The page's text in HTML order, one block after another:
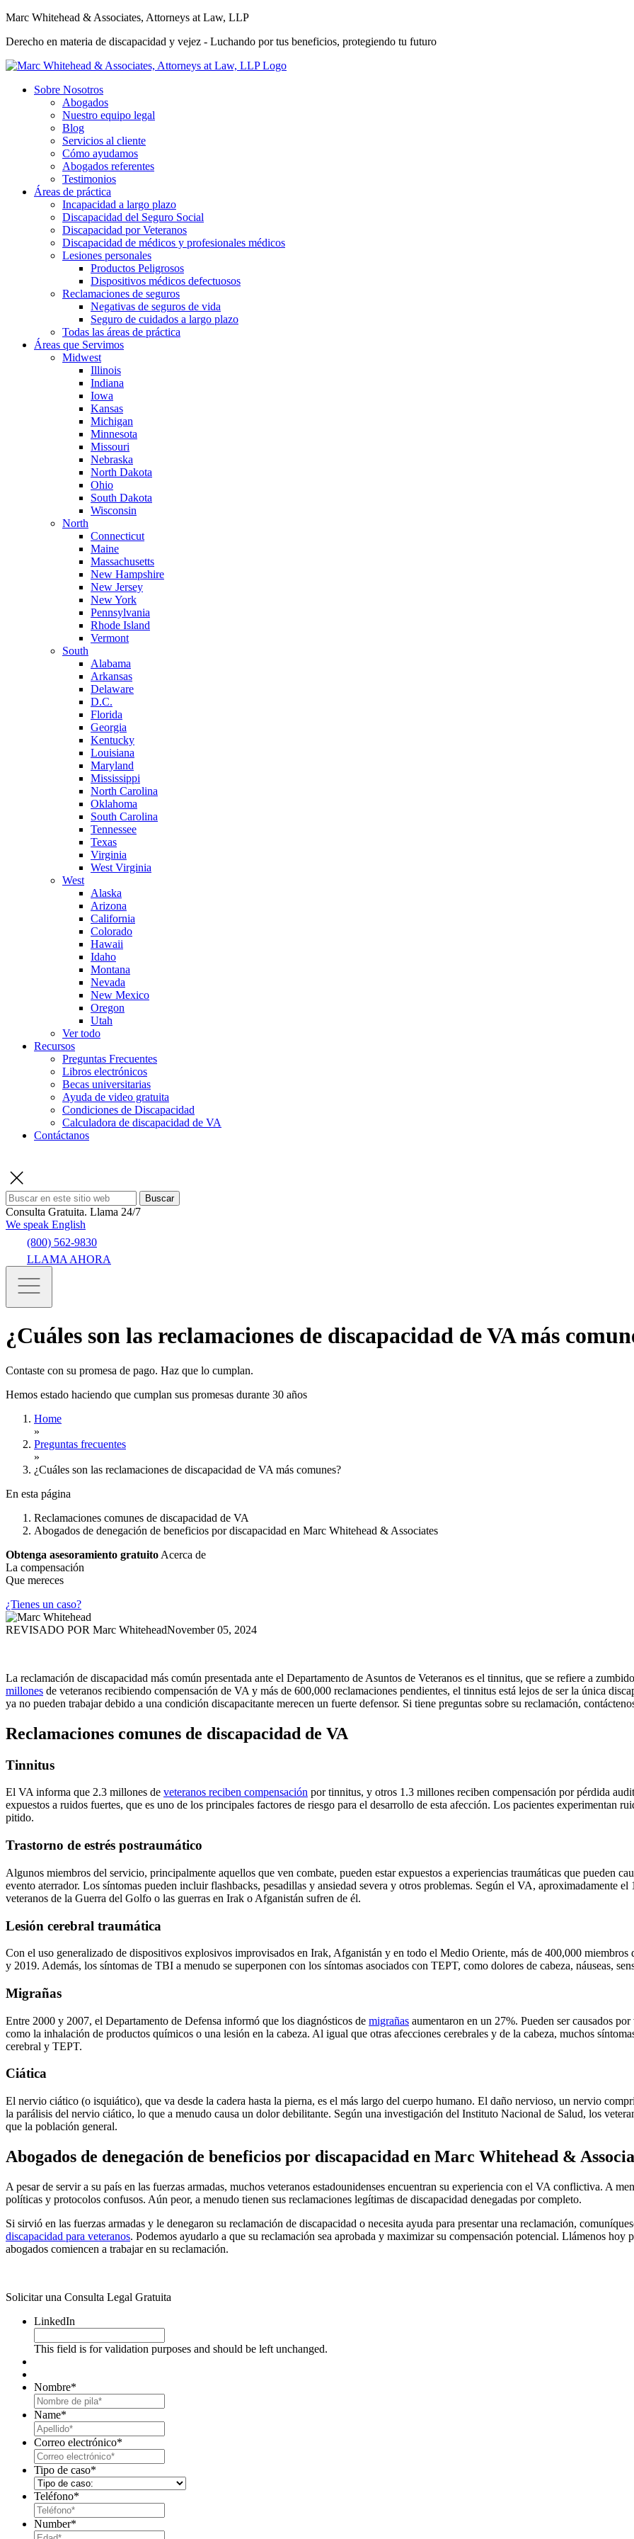
Marc Whitehead & Associates, Attorneys at Law, LLP
Derecho en materia de discapacidad y vejez - Luchando por tus beneficios, protegiendo tu futuro
Sobre Nosotros
Abogados
Nuestro equipo legal
Blog
Servicios al cliente
Cómo ayudamos
Abogados referentes
Testimonios
Áreas de práctica
Incapacidad a largo plazo
Discapacidad del Seguro Social
Discapacidad por Veteranos
Discapacidad de médicos y profesionales médicos
Lesiones personales
Productos Peligrosos
Dispositivos médicos defectuosos
Reclamaciones de seguros
Negativas de seguros de vida
Seguro de cuidados a largo plazo
Todas las áreas de práctica
Áreas que Servimos
Midwest
Illinois
Indiana
Iowa
Kansas
Michigan
Minnesota
Missouri
Nebraska
North Dakota
Ohio
South Dakota
Wisconsin
North
Connecticut
Maine
Massachusetts
New Hampshire
New Jersey
New York
Pennsylvania
Rhode Island
Vermont
South
Alabama
Arkansas
Delaware
D.C.
Florida
Georgia
Kentucky
Louisiana
Maryland
Mississippi
North Carolina
Oklahoma
South Carolina
Tennessee
Texas
Virginia
West Virginia
West
Alaska
Arizona
California
Colorado
Hawaii
Idaho
Montana
Nevada
New Mexico
Oregon
Utah
Ver todo
Recursos
Preguntas Frecuentes
Libros electrónicos
Becas universitarias
Ayuda de video gratuita
Condiciones de Discapacidad
Calculadora de discapacidad de VA
Contáctanos
Buscar
Consulta Gratuita. Llama 24/7
We speak English
(800) 562-9830
LLAMA AHORA
¿Cuáles son las reclamaciones de discapacidad de VA más
Contaste con su promesa de pago. Haz que lo cumplan.
Hemos estado haciendo que cumplan sus promesas durante 30 años
Home
»
Preguntas frecuentes
»
¿Cuáles son las reclamaciones de discapacidad de VA más comunes?
En esta página
Reclamaciones comunes de discapacidad de VA
Abogados de denegación de beneficios por discapacidad en Marc Whitehead & Associates
Obtenga asesoramiento gratuito Acerca de
La compensación
Que mereces
¿Tienes un caso?
REVISADO POR Marc WhiteheadNovember 05, 2024
La reclamación de discapacidad más común presentada ante el Departamento de Asuntos de Veteranos es el tinnitus, que se refiere a
millones de veteranos recibiendo compensación de VA y más de 600,000 reclamaciones pendientes, el tinnitus está lejos de ser la única
ya no pueden trabajar debido a una condición discapacitante merecen un fuerte defensor. Si tiene preguntas sobre su reclamación,
Reclamaciones comunes de discapacidad de VA
Tinnitus
El VA informa que 2.3 millones de veteranos reciben compensación por tinnitus, y otros 1.3 millones reciben compensación por pérdida
expuestos a ruidos fuertes, que es uno de los principales factores de riesgo para el desarrollo de esta afección. Los pacientes experimentan
pitido.
Trastorno de estrés postraumático
Algunos miembros del servicio, principalmente aquellos que ven combate, pueden estar expuestos a experiencias traumáticas que pueden
evento aterrador. Los síntomas pueden incluir flashbacks, pesadillas y ansiedad severa y otros problemas. Según el VA, aproximadamente
veteranos de la Guerra del Golfo o las guerras en Irak o Afganistán sufren de él.
Lesión cerebral traumática
Con el uso generalizado de dispositivos explosivos improvisados en Irak, Afganistán y en todo el Medio Oriente, más de 400,000
y 2019. Además, los síntomas de TBI a menudo se superponen con los síntomas asociados con TEPT, como dolores de cabeza, náuseas,
Migrañas
Entre 2000 y 2007, el Departamento de Defensa informó que los diagnósticos de migrañas aumentaron en un 27%. Pueden ser causados
como la inhalación de productos químicos o una lesión en la cabeza. Al igual que otras afecciones cerebrales y de la cabeza, muchos
cerebral y TEPT.
Ciática
El nervio ciático (o isquiático), que va desde la cadera hasta la pierna, es el más largo del cuerpo humano. El daño nervioso, un nervio
la parálisis del nervio ciático, lo que a menudo causa un dolor debilitante. Según una investigación del Instituto Nacional de Salud, los
que la población general.
Abogados de denegación de beneficios por discapacidad en Marc Whitehead &
A pesar de servir a su país en las fuerzas armadas, muchos veteranos estadounidenses encuentran su experiencia con el VA conflictiva. A
políticas y protocolos confusos. Aún peor, a menudo tienen sus reclamaciones legítimas de discapacidad denegadas por completo.
Si sirvió en las fuerzas armadas y le denegaron su reclamación de discapacidad o necesita ayuda para presentar una reclamación,
discapacidad para veteranos. Podemos ayudarlo a que su reclamación sea aprobada y maximizar su compensación potencial. Llámenos hoy
abogados comiencen a trabajar en su reclamación.
Solicitar una Consulta Legal Gratuita
LinkedIn
This field is for validation purposes and should be left unchanged.
Nombre*
Name*
Correo electrónico*
Tipo de caso*
Teléfono*
Number*